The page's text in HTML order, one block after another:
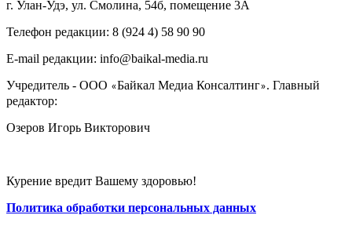
г. Улан-Удэ, ул. Смолина, 54б, помещение 3А
Телефон редакции: ‎‎8 (924 4) 58 90 90
E-mail редакции: info@baikal-media.ru
Учредитель - ООО «Байкал Медиа Консалтинг». Главный
редактор:
Озеров Игорь Викторович
Курение вредит Вашему здоровью!
Политика обработки персональных данных